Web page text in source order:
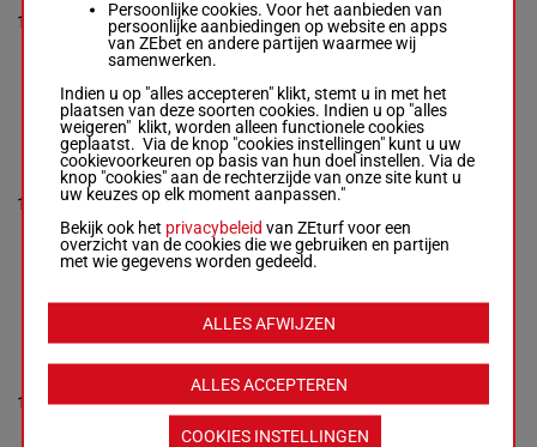
11
Talpe Nick
R/5 - 2400m-
- € 1.651
4a 5a 7a 5a Da
(24) 3a 7a Da
7a 8a 5a Da
R/52400m1'16"4
€ 1.651
5a Da
(24) 3a
7a Da 7a
8a 5a Da
12
LINKS DE
BLARY
Loix G.-
Teerlinck Yvan
R/4 - 2400m
1'18"9- € 172
7a 6a 0a 8a
R/42400m1'18"9 7a 6a 0a
13
J.-Van De
Fatima
M/72400m1'17"0
€ 2.261
Da Da 7a
0a 4a Aa
4a 5a
(24) 0a
7a 0a Da
Persoonlijke cookies. Voor het aanbieden van
persoonlijke aanbiedingen op website en apps
van ZEbet en andere partijen waarmee wij
samenwerken.
Indien u op "alles accepteren" klikt, stemt u in met het
plaatsen van deze soorten cookies. Indien u op "alles
weigeren" klikt, worden alleen functionele cookies
geplaatst. Via de knop "cookies instellingen" kunt u uw
cookievoorkeuren op basis van hun doel instellen. Via de
knop "cookies" aan de rechterzijde van onze site kunt u
uw keuzes op elk moment aanpassen."
Bekijk ook het privacybeleid van ZEturf voor een
overzicht van de cookies die we gebruiken en partijen
met wie gegevens worden gedeeld.
ALLES ACCEPTEREN
ALLES AFWIJZEN
COOKIES INSTELLINGEN